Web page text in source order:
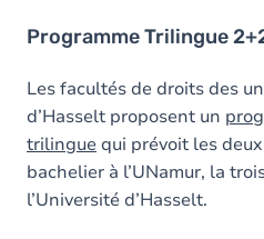
Programme Trilingue
Les facultés de droits des
d’Hasselt proposent un
trilinguequi prévoit les
bachelier à l’UNamur, la
l’Université d’Hasselt.